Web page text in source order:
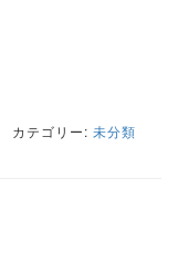
カテゴリー: 未分類